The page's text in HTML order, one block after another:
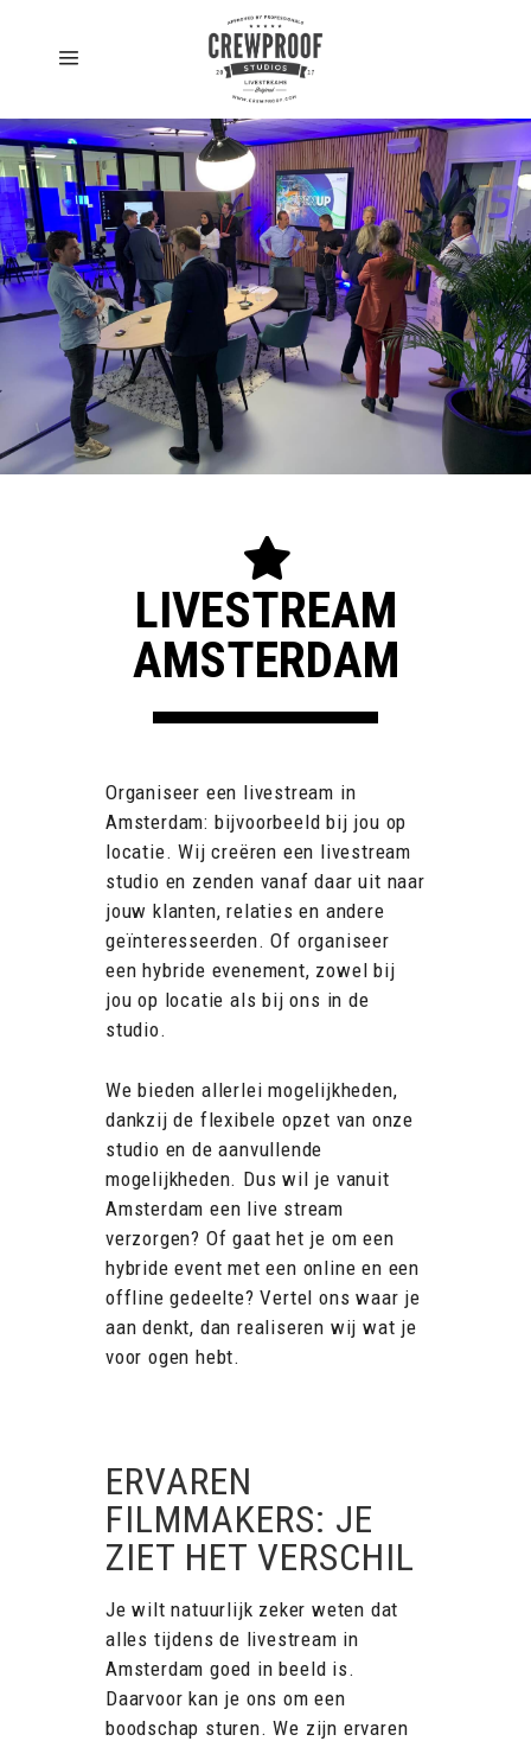
LIVESTREAM
AMSTERDAM
Organiseer een livestream in
Amsterdam: bijvoorbeeld bij jou op
locatie. Wij creëren een livestream
studio en zenden vanaf daar uit naar
jouw klanten, relaties en andere
geïnteresseerden. Of organiseer
een hybride evenement, zowel bij
jou op locatie als bij ons in de
studio.
We bieden allerlei mogelijkheden,
dankzij de flexibele opzet van onze
studio en de aanvullende
mogelijkheden. Dus wil je vanuit
Amsterdam een live stream
verzorgen? Of gaat het je om een
hybride event met een online en een
offline gedeelte? Vertel ons waar je
aan denkt, dan realiseren wij wat je
voor ogen hebt.
ERVAREN
FILMMAKERS: JE
ZIET HET VERSCHIL
Je wilt natuurlijk zeker weten dat
alles tijdens de livestream in
Amsterdam goed in beeld is.
Daarvoor kan je ons om een
boodschap sturen. We zijn ervaren